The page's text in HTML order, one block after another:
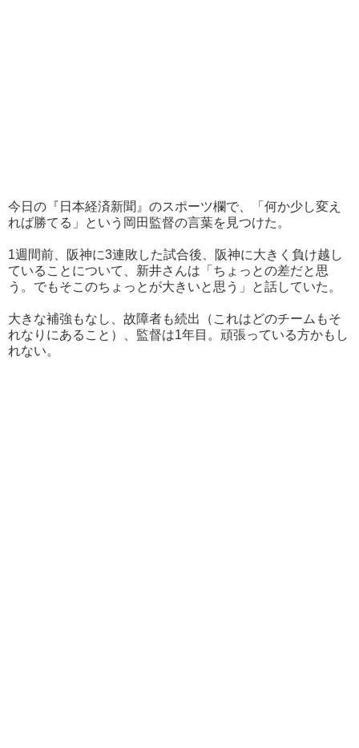
今日の『日本経済新聞』のスポーツ欄で、「何か少し変え
れば勝てる」という岡田監督の言葉を見つけた。
1週間前、阪神に3連敗した試合後、阪神に大きく負け越し
ていることについて、新井さんは「ちょっとの差だと思
う。でもそこのちょっとが大きいと思う」と話していた。
大きな補強もなし、故障者も続出（これはどのチームもそ
れなりにあること）、監督は1年目。頑張っている方かもし
れない。